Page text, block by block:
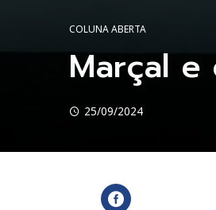
COLUNA ABERTA
Marçal e
25/09/2024